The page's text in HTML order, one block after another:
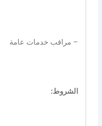
– مراقب خدمات عامة
الشروط: